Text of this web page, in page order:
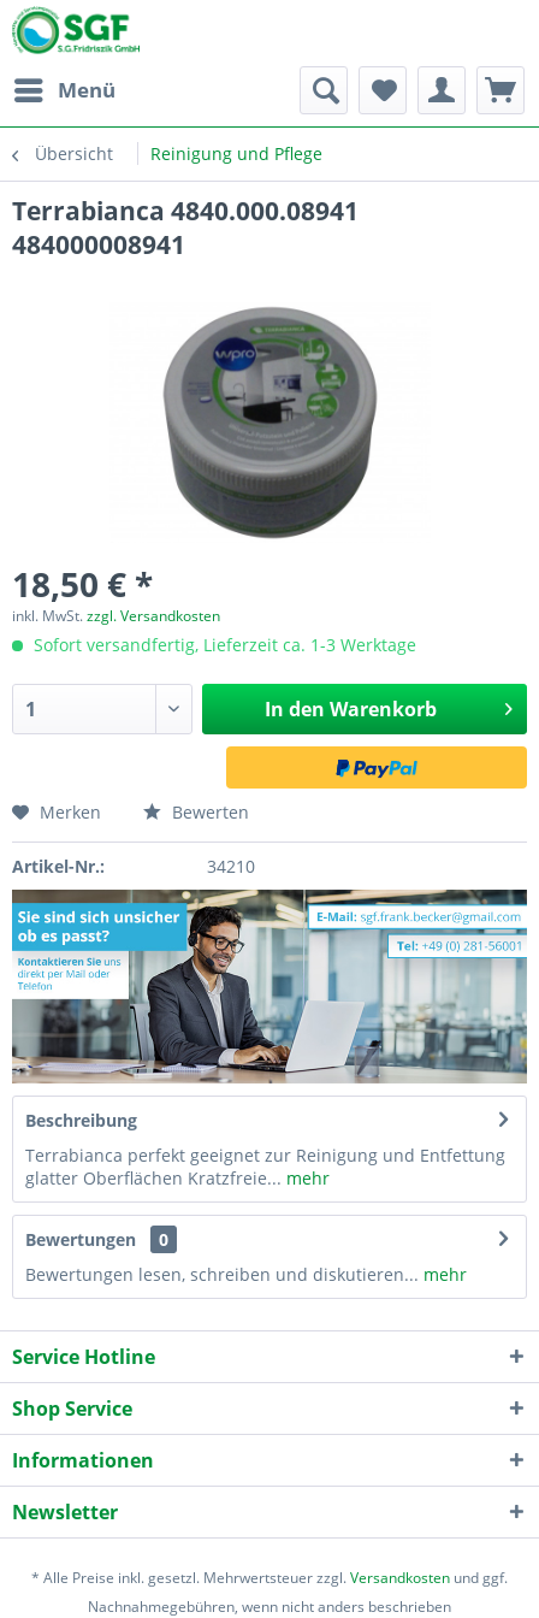
Menü
Übersicht Reinigung und Pflege
Terrabianca 4840.000.08941
484000008941
18,50 € *
inkl. MwSt.zzgl. Versandkosten
Sofort versandfertig, Lieferzeit ca. 1-3 Werktage
In den Warenkorb
Merken Bewerten
Artikel-Nr.: 34210
Beschreibung
Terrabianca perfekt geeignet zur Reinigung und Entfettung
glatter Oberflächen Kratzfreie... mehr
Bewertungen
0
Bewertungen lesen, schreiben und diskutieren... mehr
Service Hotline
Shop Service
Informationen
Newsletter
* Alle Preise inkl. gesetzl. Mehrwertsteuer zzgl.Versandkosten und ggf.
Nachnahmegebühren, wenn nicht anders beschrieben